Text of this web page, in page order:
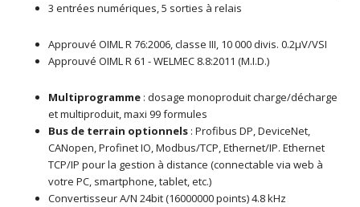
3 entrées numériques, 5 sorties à relais
Approuvé OIML R 76:2006, classe III, 10 000 divis. 0.2μV/VSI
Approuvé OIML R 61 - WELMEC 8.8:2011 (M.I.D.)
Multiprogramme : dosage monoproduit charge/décharge
et multiproduit, maxi 99 formules
Bus de terrain optionnels : Profibus DP, DeviceNet,
CANopen, Profinet IO, Modbus/TCP, Ethernet/IP. Ethernet
TCP/IP pour la gestion à distance (connectable via web à
votre PC, smartphone, tablet, etc.)
Convertisseur A/N 24bit (16000000 points) 4.8 kHz